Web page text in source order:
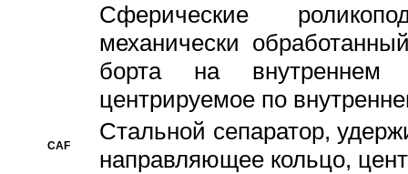
Сферические
механически
борта на внутреннем
центрируемое по
CAF
Стальной сепаратор,
направляющее кольцо,